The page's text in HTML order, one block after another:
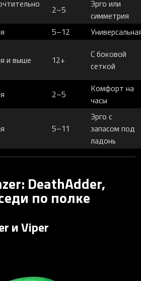
2–5
Эрго или
симметрия
5–12
и выше 12+
С боковой
сеткой
2–5
Комфорт на
часы
5–11
Эрго с
запасом под
ладонь
DeathAdder,
по полке
и Viper